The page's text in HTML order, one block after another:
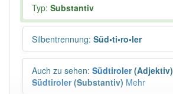
Typ: Substantiv
Silbentrennung: Süd•ti•ro•ler
Auch zu sehen: Südtiroler(Adjektiv)
Südtiroler(Substantiv) Mehr